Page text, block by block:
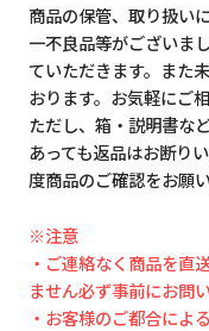
商品の保管、取り扱い
一不良品等がございま
ていただきます。また
おります。お気軽にご
ただし、箱・説明書な
あっても返品はお断り
度商品のご確認をお願
※注意
・ご連絡なく商品を直
ません必ず事前にお問
・お客様のご都合によ